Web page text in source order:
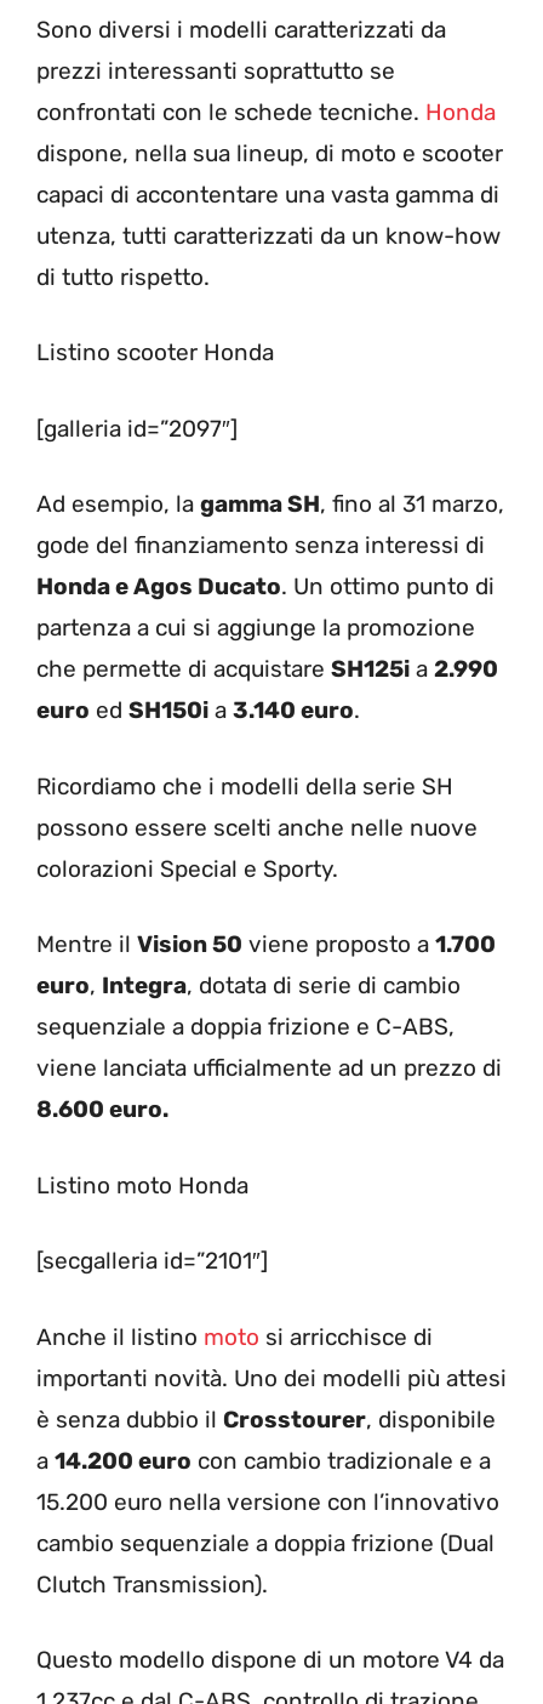
Sono diversi i modelli caratterizzati da
prezzi interessanti soprattutto se
confrontati con le schede tecniche. Honda
dispone, nella sua lineup, di moto e scooter
capaci di accontentare una vasta gamma di
utenza, tutti caratterizzati da un know-how
di tutto rispetto.
Listino scooter Honda
[galleria id=”2097″]
Ad esempio, la gamma SH, fino al 31 marzo,
gode del finanziamento senza interessi di
Honda e Agos Ducato. Un ottimo punto di
partenza a cui si aggiunge la promozione
che permette di acquistare SH125i a 2.990
euro ed SH150i a 3.140 euro.
Ricordiamo che i modelli della serie SH
possono essere scelti anche nelle nuove
colorazioni Special e Sporty.
Mentre il Vision 50 viene proposto a 1.700
euro, Integra, dotata di serie di cambio
sequenziale a doppia frizione e C-ABS,
viene lanciata ufficialmente ad un prezzo di
8.600 euro.
Listino moto Honda
[secgalleria id=”2101″]
Anche il listino moto si arricchisce di
importanti novità. Uno dei modelli più attesi
è senza dubbio il Crosstourer, disponibile
a 14.200 euro con cambio tradizionale e a
15.200 euro nella versione con l’innovativo
cambio sequenziale a doppia frizione (Dual
Clutch Transmission).
Questo modello dispone di un motore V4 da